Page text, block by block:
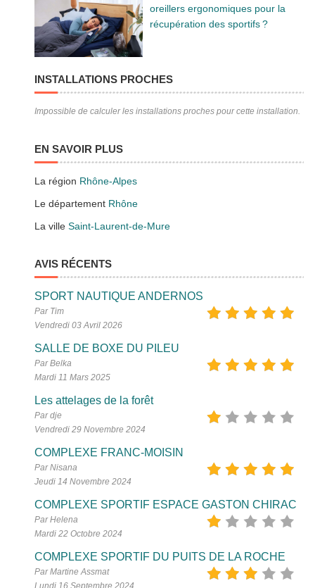
oreillers ergonomiques pour la
récupération des sportifs ?
INSTALLATIONS PROCHES
Impossible de calculer les installations proches pour cette installation.
EN SAVOIR PLUS
La région Rhône-Alpes
Le département Rhône
La villeSaint-Laurent-de-Mure
AVIS RÉCENTS
SPORT NAUTIQUE ANDERNOS
Par Tim
Vendredi 03 Avril 2026
SALLE DE BOXE DU PILEU
Par Belka
Mardi 11 Mars 2025
Les attelages de la forêt
Par dje
Vendredi 29 Novembre 2024
COMPLEXE FRANC-MOISIN
Par Nisana
Jeudi 14 Novembre 2024
COMPLEXE SPORTIF ESPACE GASTON CHIRAC
Par Helena
Mardi 22 Octobre 2024
COMPLEXE SPORTIF DU PUITS DE LA ROCHE
Par Martine Assmat
Lundi 16 Septembre 2024